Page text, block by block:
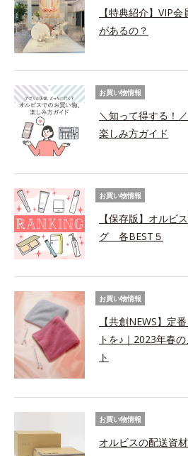
【特典紹介】VIP
があるの？
お買い物情報
＼知って得する！
楽しみ方ガイド
お買い物情報
【保存版】オルビ
グ 各BEST５
お買い物情報
【共創NEWS】定
トを♪｜2023年春
ト
お買い物情報
オルビスの配送資